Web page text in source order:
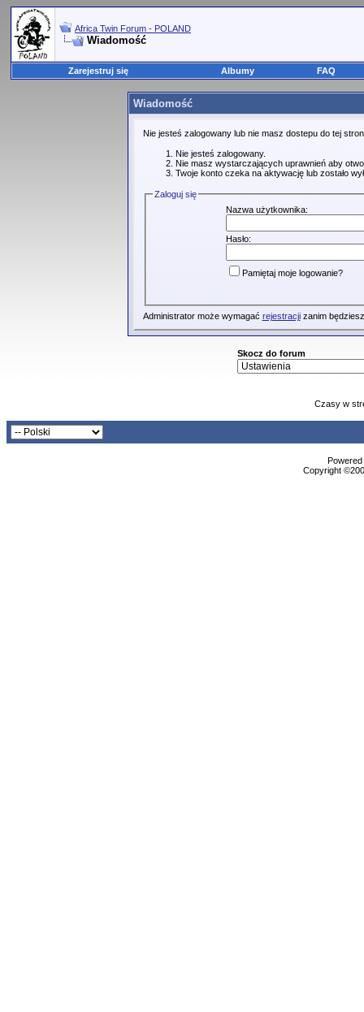
Africa Twin Forum - POLAND
Wiadomość
Zarejestruj się Albumy FAQ
Wiadomość
Nie jesteś zalogowany lub nie masz dostepu do tej
Nie jesteś zalogowany.
Nie masz wystarczających uprawnień aby
Twoje konto czeka na aktywację lub zostało
Zaloguj się
Nazwa użytkownika:
Hasło:
Pamiętaj moje logowanie?
Administrator może wymagać rejestracjizanim
Skocz do forum
Czasy w
Copyright